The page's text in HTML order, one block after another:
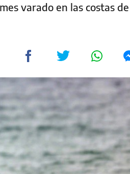
varado en las costas de